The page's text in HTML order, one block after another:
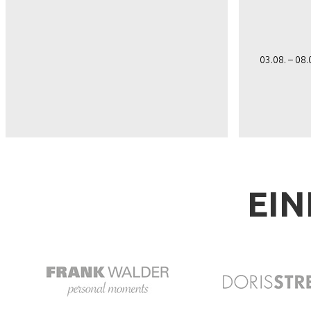
03.08. –